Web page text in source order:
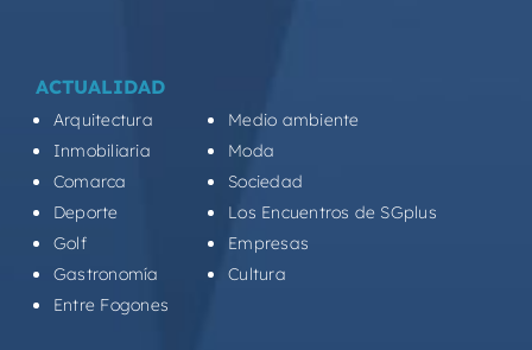
ACTUALIDAD
Arquitectura
Inmobiliaria
Comarca
Deporte
Golf
Gastronomía
Entre Fogones
Medio ambiente
Moda
Sociedad
Los Encuentros de SGplus
Empresas
Cultura